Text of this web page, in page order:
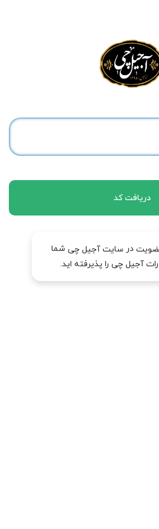
دریافت کد
در سایت آجیل چی شما
آجیل چی را پذیرفته اید.